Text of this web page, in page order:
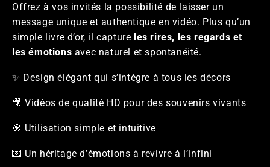
Offrez à vos invités la possibilité de laisser un
message unique et authentique en vidéo. Plus qu’un
simple livre d’or, il capture les rires, les regards et
les émotions avec naturel et spontanéité.
✨ Design élégant qui s’intègre à tous les décors
🎥 Vidéos de qualité HD pour des souvenirs vivants
🎯 Utilisation simple et intuitive
💌 Un héritage d’émotions à revivre à l’infini